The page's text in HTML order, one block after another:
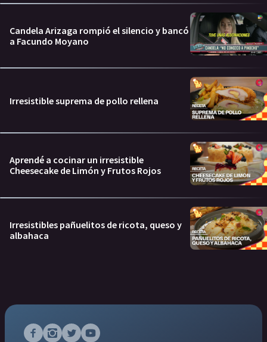
Candela Arizaga rompió el silencio y bancó
a Facundo Moyano
Irresistible suprema de pollo rellena
Aprendé a cocinar un irresistible
Cheesecake de Limón y Frutos Rojos
Irresistibles pañuelitos de ricota, queso y
albahaca